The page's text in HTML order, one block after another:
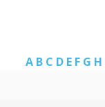
A B C D E F G H